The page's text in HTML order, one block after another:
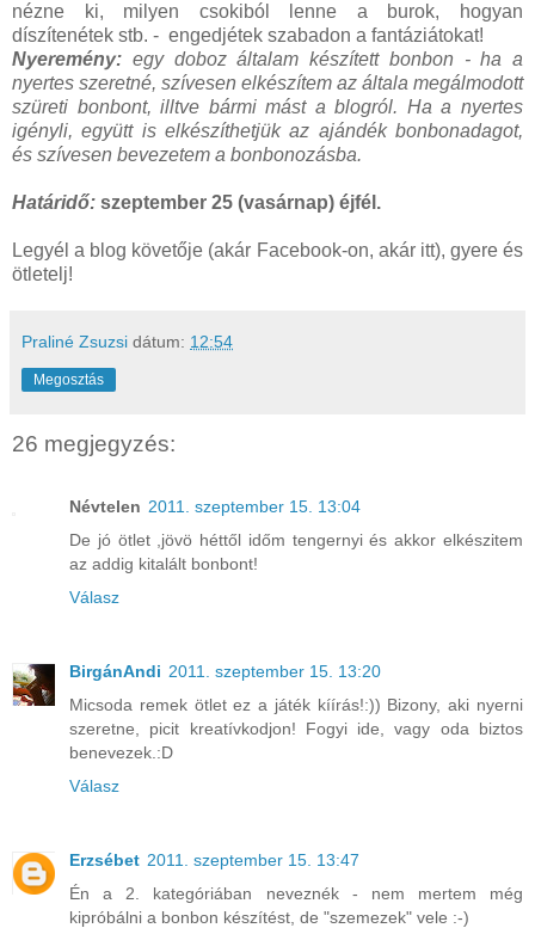
nézne ki, milyen csokiból lenne a burok, hogyan
díszítenétek stb. - engedjétek szabadon a fantáziátokat!
Nyeremény: egy doboz általam készített bonbon - ha a
nyertes szeretné, szívesen elkészítem az általa megálmodott
szüreti bonbont, illtve bármi mást a blogról. Ha a nyertes
igényli, együtt is elkészíthetjük az ajándék bonbonadagot,
és szívesen bevezetem a bonbonozásba.
Határidő: szeptember 25 (vasárnap) éjfél.
Legyél a blog követője (akár Facebook-on, akár itt), gyere és
ötletelj!
Praliné Zsuzsi dátum: 12:54
Megosztás
26 megjegyzés:
Névtelen 2011. szeptember 15. 13:04
De jó ötlet ,jövö héttől időm tengernyi és akkor elkészitem
az addig kitalált bonbont!
Válasz
BirgánAndi 2011. szeptember 15. 13:20
Micsoda remek ötlet ez a játék kíírás!:)) Bizony, aki nyerni
szeretne, picit kreatívkodjon! Fogyi ide, vagy oda biztos
benevezek.:D
Válasz
Erzsébet 2011. szeptember 15. 13:47
Én a 2. kategóriában neveznék - nem mertem még
kipróbálni a bonbon készítést, de "szemezek" vele :-)